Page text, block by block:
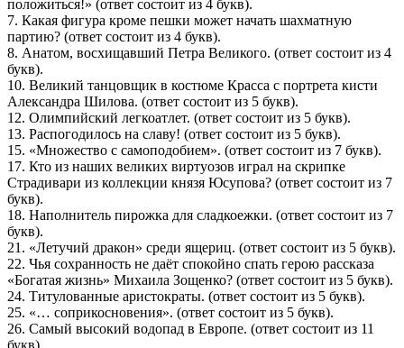
положиться!» (ответ состоит из 4 букв).
7. Какая фигура кроме пешки может начать шахматную
партию? (ответ состоит из 4 букв).
8. Анатом, восхищавший Петра Великого. (ответ состоит из 4
букв).
10. Великий танцовщик в костюме Красса с портрета кисти
Александра Шилова. (ответ состоит из 5 букв).
12. Олимпийский легкоатлет. (ответ состоит из 5 букв).
13. Распогодилось на славу! (ответ состоит из 5 букв).
15. «Множество с самоподобием». (ответ состоит из 7 букв).
17. Кто из наших великих виртуозов играл на скрипке
Страдивари из коллекции князя Юсупова? (ответ состоит из 7
букв).
18. Наполнитель пирожка для сладкоежки. (ответ состоит из 7
букв).
21. «Летучий дракон» среди ящериц. (ответ состоит из 5 букв).
22. Чья сохранность не даёт спокойно спать герою рассказа
«Богатая жизнь» Михаила Зощенко? (ответ состоит из 5 букв).
24. Титулованные аристократы. (ответ состоит из 5 букв).
25. «… соприкосновения». (ответ состоит из 5 букв).
26. Самый высокий водопад в Европе. (ответ состоит из 11
букв).